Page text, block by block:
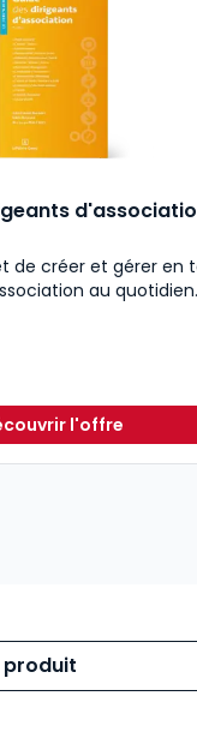
de créer et gérer en
au quotidien.
l'offre
Guide des
Dès
produit